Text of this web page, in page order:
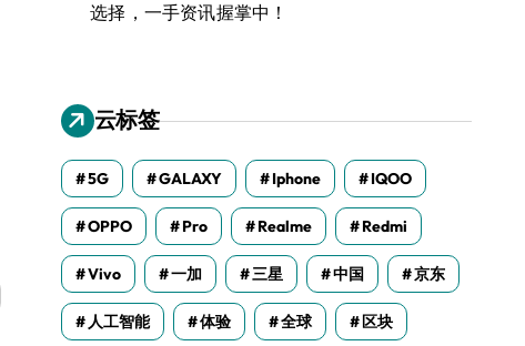
选择，一手资讯握掌中！
云标签
5G GALAXY Iphone IQOO
OPPO Pro Realme Redmi
Vivo 一加 三星 中国 京东
人工智能 体验 全球 区块